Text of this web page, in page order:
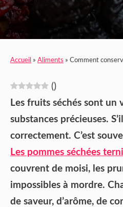
Accueil » Aliments » Comment
()
Les fruits séchés sont un
substances précieuses.
correctement. C’est
Les pommes séchées
couvrent de moisi, les
impossibles à mordre.
de saveur, d’arôme, de